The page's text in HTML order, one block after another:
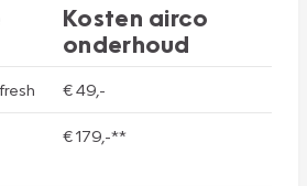
Kosten airco
onderhoud
€ 49,-
€ 179,-**